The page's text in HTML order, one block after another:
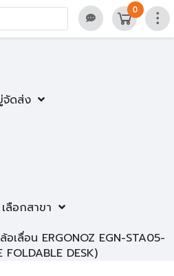
จัดส่ง
เลือกสาขา
0
เลื่อน ERGONOZ EGN-STA05-
FOLDABLE DESK)